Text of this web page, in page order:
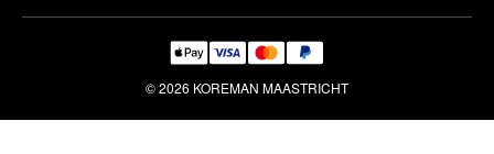
© 2026 KOREMAN MAASTRICHT